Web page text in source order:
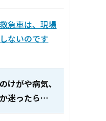
急車は、現場
ないのです
けがや病気、
迷ったら…